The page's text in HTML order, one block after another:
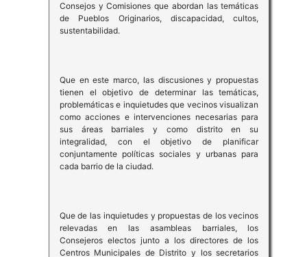
Consejos y Comisiones que abordan las temáticas
de Pueblos Originarios, discapacidad, cultos,
sustentabilidad.
Que en este marco, las discusiones y propuestas
tienen el objetivo de determinar las temáticas,
problemáticas e inquietudes que vecinos visualizan
como acciones e intervenciones necesarias para
sus áreas barriales y como distrito en su
integralidad, con el objetivo de planificar
conjuntamente políticas sociales y urbanas para
cada barrio de la ciudad.
Que de las inquietudes y propuestas de los vecinos
relevadas en las asambleas barriales, los
Consejeros electos junto a los directores de los
Centros Municipales de Distrito y los secretarios